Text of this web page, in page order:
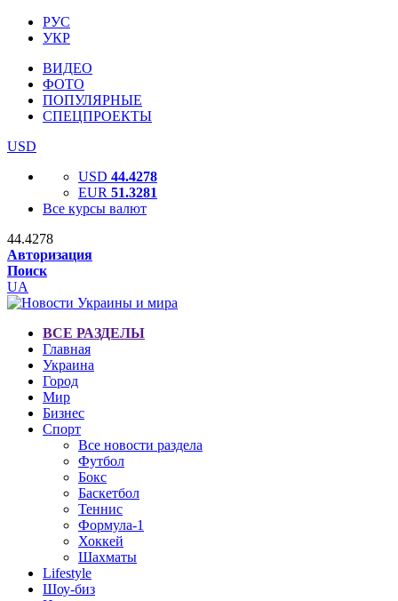
РУС
УКР
ВИДЕО
ФОТО
ПОПУЛЯРНЫЕ
СПЕЦПРОЕКТЫ
USD
USD 44.4278
EUR 51.3281
Все курсы валют
44.4278
Авторизация
Поиск
UA
ВСЕ РАЗДЕЛЫ
Главная
Украина
Город
Мир
Бизнес
Спорт
Все новости раздела
Футбол
Бокс
Баскетбол
Теннис
Формула-1
Хоккей
Шахматы
Lifestyle
Шоу-биз